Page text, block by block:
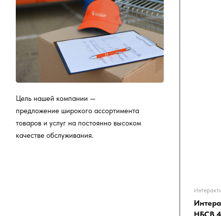
Цель нашей компании —
предложение широкого ассортимента
товаров и услуг на постоянно высоком
качестве обслуживания.